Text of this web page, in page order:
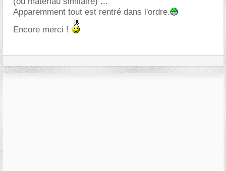
Apparemment tout est rentré dans l'ordre.
Encore merci !